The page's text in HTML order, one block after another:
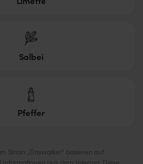
Salbei
Pfeffer
Strain „Daywalker“ basieren auf